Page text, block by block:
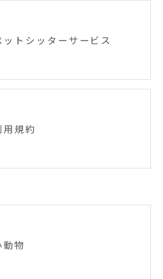
ットシッターサービス
用規約
動物